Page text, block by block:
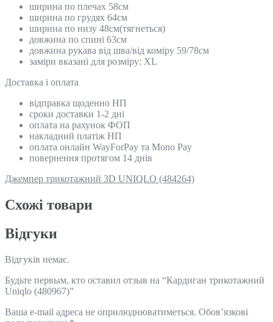
ширина по плечах 58см
ширина по грудях 64см
ширина по низу 48см(тягнеться)
довжина по спині 63см
довжина рукава від шва/від коміру 59/78см
заміри вказані для розміру: ХL
Доставка і оплата
відправка щоденно НП
сроки доставки 1-2 дні
оплата на рахунок ФОП
накладний платіж НП
оплата онлайн WayForPay та Mono Pay
повернення протягом 14 днів
Джемпер трикотажний 3D UNIQLO (484264)
Схожi товари
Відгуки
Відгуків немає.
Будьте первым, кто оставил отзыв на “Кардиган трикотажний
Uniqlo (480967)”
Ваша e-mail адреса не оприлюднюватиметься. Обов’язкові